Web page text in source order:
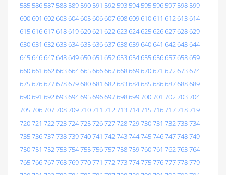
585 586 587 588 589 590 591 592 593 594 595 596 597 598 599
600601 602603604605606607608609610611 612613614
615616617618619620621 622623624625626627628629
630631 632633634635636637638639640641 642643644
645646647648649650651 652653654655656657658659
660661 662663664665666667668669670671 672673674
675676677678679680681 682683684685686687688689
690691 692693694695696697698699700701 702703704
705706707708709710711 712713714715716717718719
720721 722723724725726727728729730731 732733734
735736737738739740741 742743744745746747748749
750751 752753754755756757758759760761 762763764
765766767768769770771 772773774775776777778779